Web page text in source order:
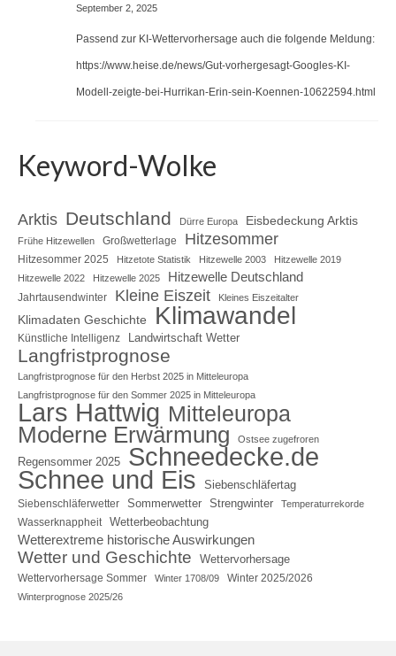
September 2, 2025
Passend zur KI-Wettervorhersage auch die folgende Meldung:
https://www.heise.de/news/Gut-vorhergesagt-Googles-KI-
Modell-zeigte-bei-Hurrikan-Erin-sein-Koennen-10622594.html
Keyword-Wolke
Arktis Deutschland Dürre Europa Eisbedeckung Arktis
Frühe Hitzewellen Großwetterlage Hitzesommer
Hitzesommer 2025 Hitzetote Statistik Hitzewelle 2003
Hitzewelle 2019
Hitzewelle 2022
Hitzewelle 2025 Hitzewelle Deutschland
Jahrtausendwinter Kleine Eiszeit Kleines Eiszeitalter
Klimadaten Geschichte Klimawandel
Künstliche Intelligenz Landwirtschaft Wetter
Langfristprognose
Langfristprognose für den Herbst 2025 in Mitteleuropa
Langfristprognose für den Sommer 2025 in Mitteleuropa
Lars Hattwig Mitteleuropa
Moderne Erwärmung Ostsee zugefroren
Regensommer 2025 Schneedecke.de
Schnee und Eis Siebenschläfertag
Siebenschläferwetter Sommerwetter Strengwinter Temperaturrekorde
Wasserknappheit Wetterbeobachtung
Wetterextreme historische Auswirkungen
Wetter und Geschichte Wettervorhersage
Wettervorhersage Sommer Winter 1708/09 Winter 2025/2026
Winterprognose 2025/26